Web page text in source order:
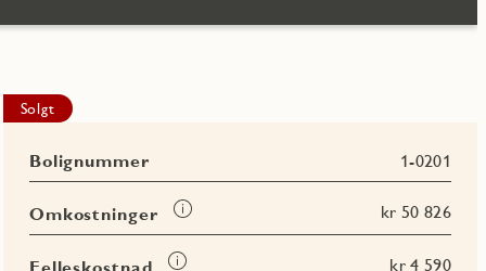
Solgt
Bolignummer 1-0201
Omkostninger
Les
mer
om
kr 50 826
Felleskostnad
Les
kr 4 590